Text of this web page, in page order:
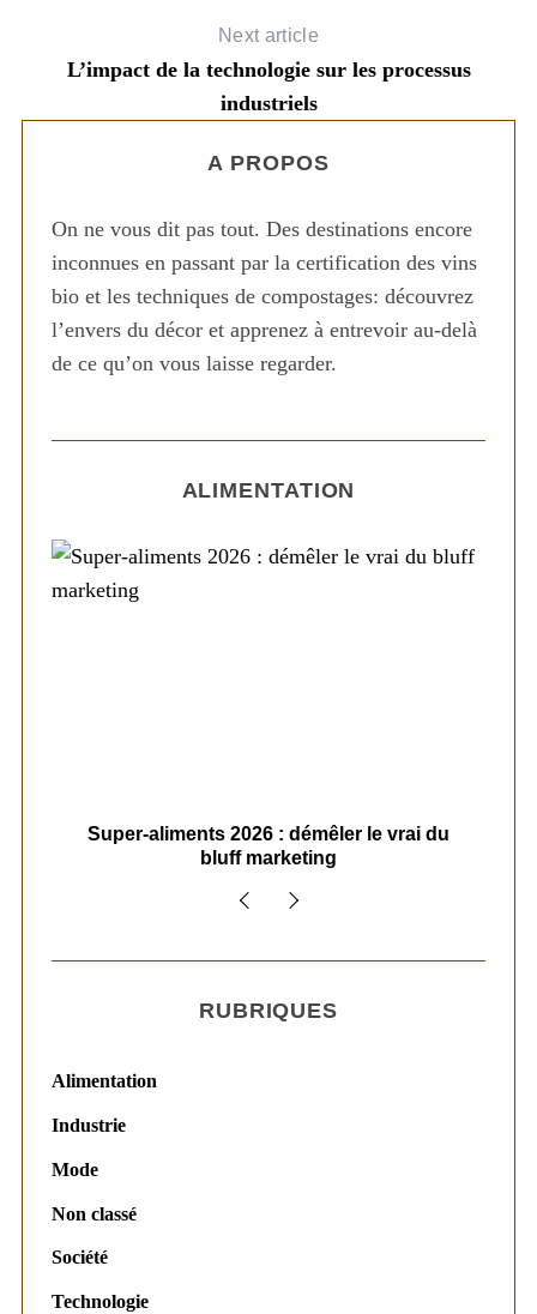
Next article
L’impact de la technologie sur les processus
industriels
A PROPOS
On ne vous dit pas tout. Des destinations encore
inconnues en passant par la certification des vins
bio et les techniques de compostages: découvrez
l’envers du décor et apprenez à entrevoir au-delà
de ce qu’on vous laisse regarder.
ALIMENTATION
Super-aliments 2026 : démêler le vrai du
bluff marketing
RUBRIQUES
Alimentation
Industrie
Mode
Non classé
Société
Technologie